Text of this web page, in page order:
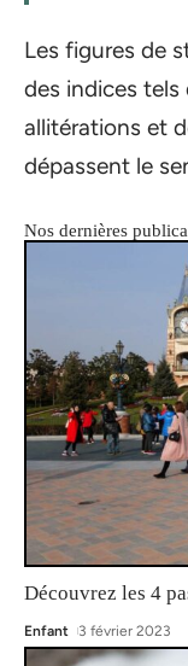
Les figures de
des indices tels
allitérations et
dépassent le
Nos dernières
Découvrez les 4
Enfant 3 février 2023